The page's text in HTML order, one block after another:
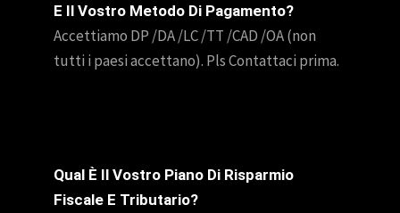
E Il Vostro Metodo Di Pagamento?
Accettiamo DP /DA /LC /TT /CAD /OA (non
tutti i paesi accettano). Pls Contattaci prima.
Qual È Il Vostro Piano Di Risparmio
Fiscale E Tributario?